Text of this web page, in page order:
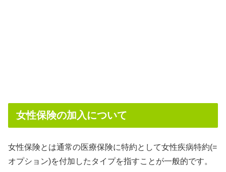
女性保険の加入について
女性保険とは通常の医療保険に特約として女性疾病特約(=
オプション)を付加したタイプを指すことが一般的です。